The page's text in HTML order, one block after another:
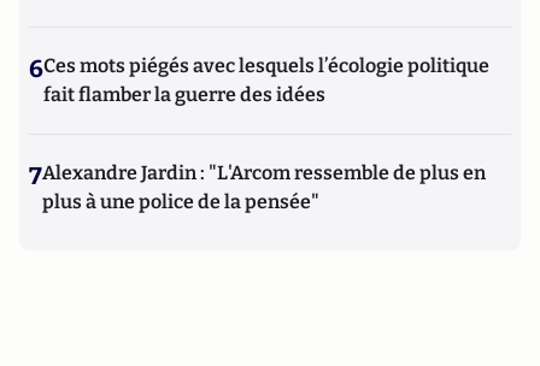
6Ces mots piégés avec lesquels l’écologie politique
fait flamber la guerre des idées
7Alexandre Jardin : "L'Arcom ressemble de plus en
plus à une police de la pensée"